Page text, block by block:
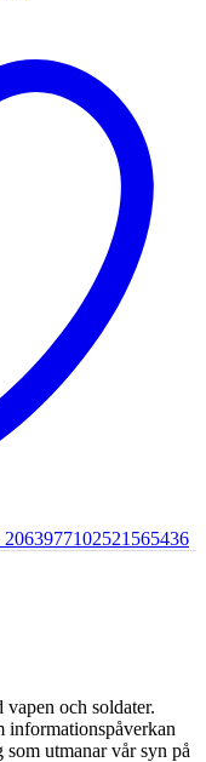
2063977102521565436
och soldater.
informationspåverkan
utmanar vår syn på